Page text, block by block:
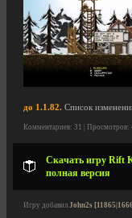
до 1.1.82. Список
Комментариев: 31 | Просмотров:
Скачать игру Rift
полная версия
Игру добавил John2s